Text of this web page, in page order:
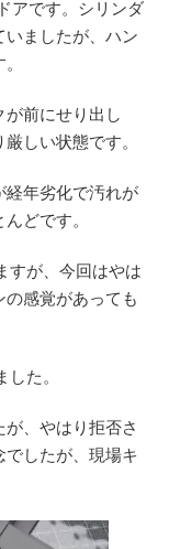
アです。シリンダ
いましたが、ハン
が前にせり出し
しい状態です。
経年劣化で汚れが
どです。
すが、今回はやは
の感覚があっても
た。
、やはり拒否さ
でしたが、現場キ